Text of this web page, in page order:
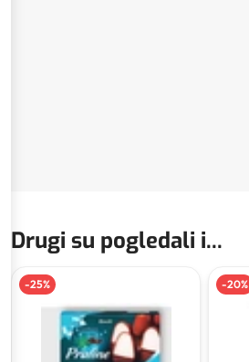
Drugi su pogledali i...
-25% -20%